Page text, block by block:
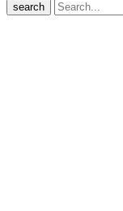
search